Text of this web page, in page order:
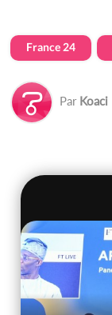
France 24
Par Koaci